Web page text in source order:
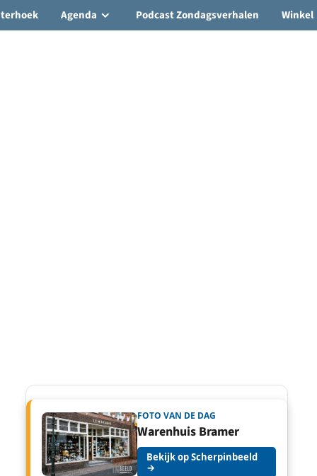
Agenda Podcast Zondagsverhalen Winkel
FOTO VAN DE DAG
Warenhuis Bramer
Bekijk op Scherpinbeeld
→